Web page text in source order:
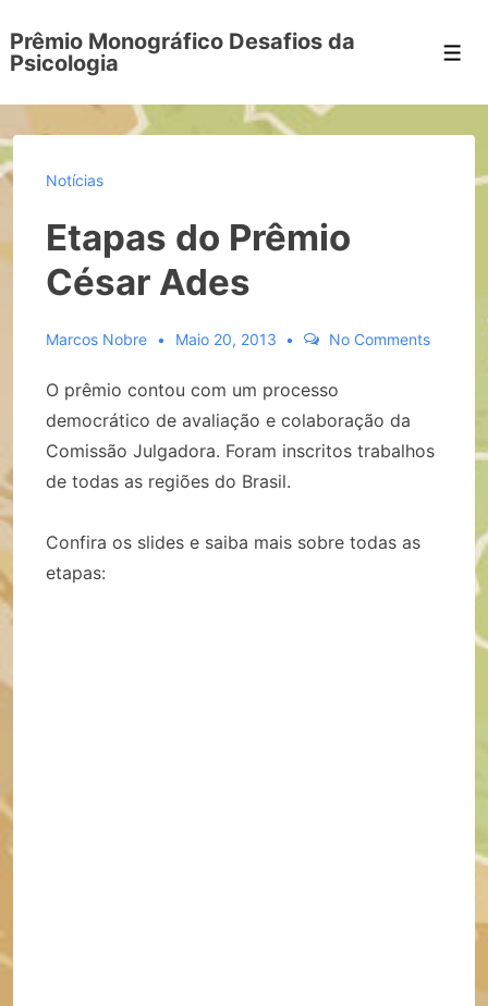
Prêmio Monográfico Desafios da
Psicologia
Notícias
Etapas do Prêmio
César Ades
Marcos Nobre Maio 20, 2013 No Comments
O prêmio contou com um processo
democrático de avaliação e colaboração da
Comissão Julgadora. Foram inscritos trabalhos
de todas as regiões do Brasil.
Confira os slides e saiba mais sobre todas as
etapas: